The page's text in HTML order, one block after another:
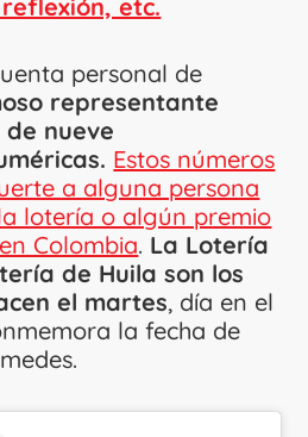
etc.
personal de
representante
nueve
Estos números
a alguna persona
lotería o algún premio
Colombia. La Lotería
de Huila son los
el martes, día en el
la fecha de